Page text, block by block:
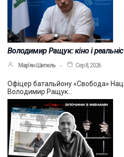
Володимир Ращук: кіно і
Мар’ян Шепель Сер 8, 2026
Офіцер батальйону «Свобода»
Володимир Ращук…